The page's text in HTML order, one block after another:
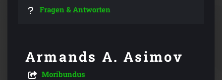
Fragen & Antworten
Armands A. Asimov
Moribundus